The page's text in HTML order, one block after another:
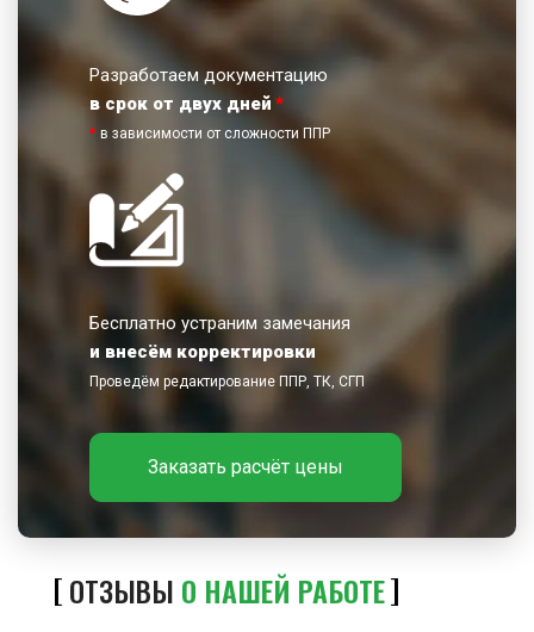
Разработаем документацию
в срок от двух дней *
* в зависимости от сложности ППР
Бесплатно устраним замечания
и внесём корректировки
Проведём редактирование ППР, ТК, СГП
Заказать расчёт цены
ОТЗЫВЫ О НАШЕЙ РАБОТЕ